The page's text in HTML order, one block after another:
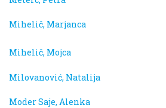
Mihelič, Marjanca
Mihelič, Mojca
Milovanović, Natalija
Moder Saje, Alenka